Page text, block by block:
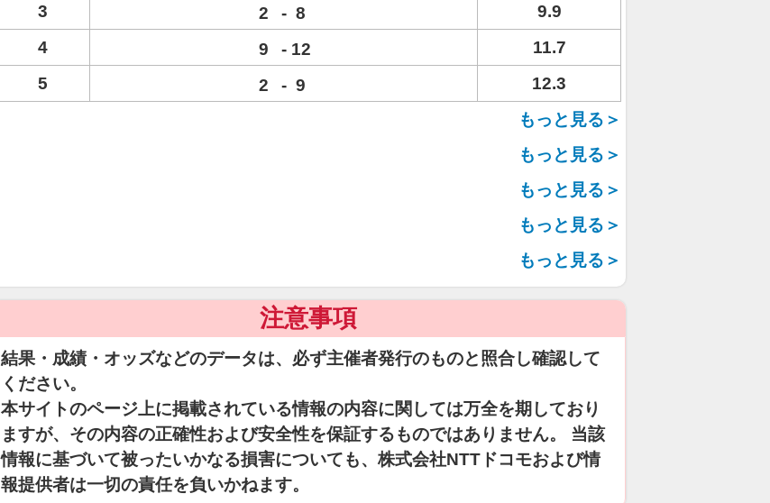
3
2 - 8
9.9
4
9 - 12
11.7
5
2 - 9
12.3
もっと見る＞
もっと見る＞
もっと見る＞
もっと見る＞
もっと見る＞
注意事項
結果・成績・オッズなどのデータは、必ず主催者発行のものと照合し確認して
ください。
本サイトのページ上に掲載されている情報の内容に関しては万全を期しており
ますが、その内容の正確性および安全性を保証するものではありません。 当該
情報に基づいて被ったいかなる損害についても、株式会社NTTドコモおよび情
報提供者は一切の責任を負いかねます。